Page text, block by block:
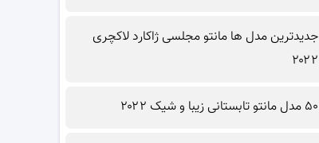
جدیدترین مدل ها مانتو مجلسی ژاکارد لاکچری
۲۰۲۲
۵۰ مدل مانتو تابستانی زیبا و شیک ۲۰۲۲